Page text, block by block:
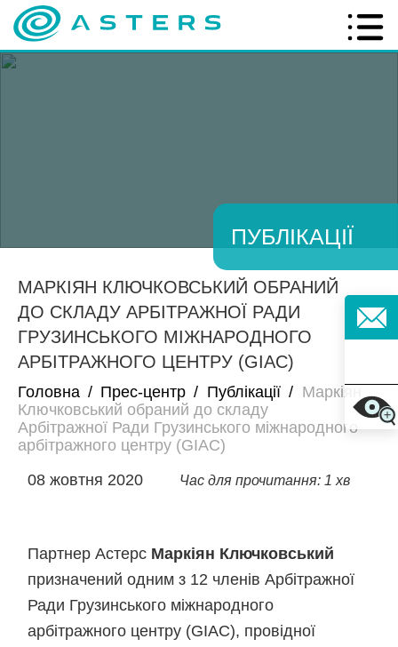
ПУБЛІКАЦІЇ
МАРКІЯН КЛЮЧКОВСЬКИЙ ОБРАНИЙ
ДО СКЛАДУ АРБІТРАЖНОЇ РАДИ
ГРУЗИНСЬКОГО МІЖНАРОДНОГО
АРБІТРАЖНОГО ЦЕНТРУ (GIAC)
Головна / Прес-центр / Публікації / Маркіян
Ключковський обраний до складу
Арбітражної Ради Грузинського міжнародного
арбітражного центру (GIAC)
08 жовтня 2020
Час для прочитання: 1 хв
Партнер Астерс Маркіян Ключковський
призначений одним з 12 членів Арбітражної
Ради Грузинського міжнародного
арбітражного центру (GIAC), провідної